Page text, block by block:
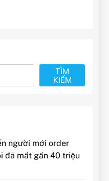
TÌM
KIẾM
người mới order
đã mất gần 40 triệu